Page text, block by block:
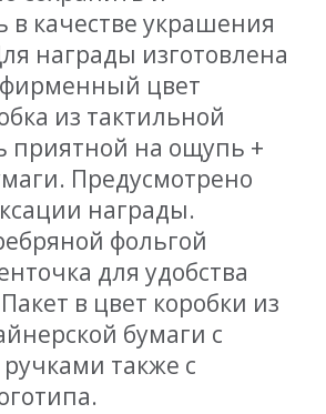
в качестве украшения
награды изготовлена
фирменный цвет
из тактильной
приятной на ощупь +
Предусмотрено
награды.
фольгой
для удобства
в цвет коробки из
бумаги с
также с